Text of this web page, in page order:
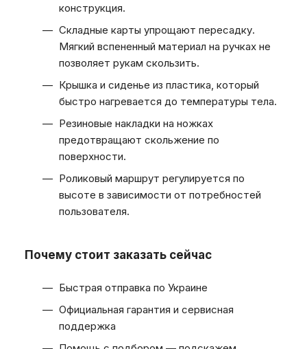
конструкция.
Складные карты упрощают пересадку.
Мягкий вспененный материал на ручках не
позволяет рукам скользить.
Крышка и сиденье из пластика, который
быстро нагревается до температуры тела.
Резиновые накладки на ножках
предотвращают скольжение по
поверхности.
Роликовый маршрут регулируется по
высоте в зависимости от потребностей
пользователя.
Почему стоит заказать сейчас
Быстрая отправка по Украине
Официальная гарантия и сервисная
поддержка